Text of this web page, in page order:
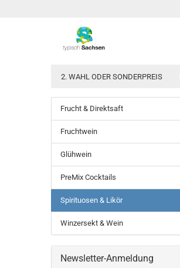
2. WAHL ODER SONDERPREIS
Frucht & Direktsaft
Fruchtwein
Glühwein
PreMix Cocktails
Spirituosen & Likör
Winzersekt & Wein
Newsletter-Anmeldung